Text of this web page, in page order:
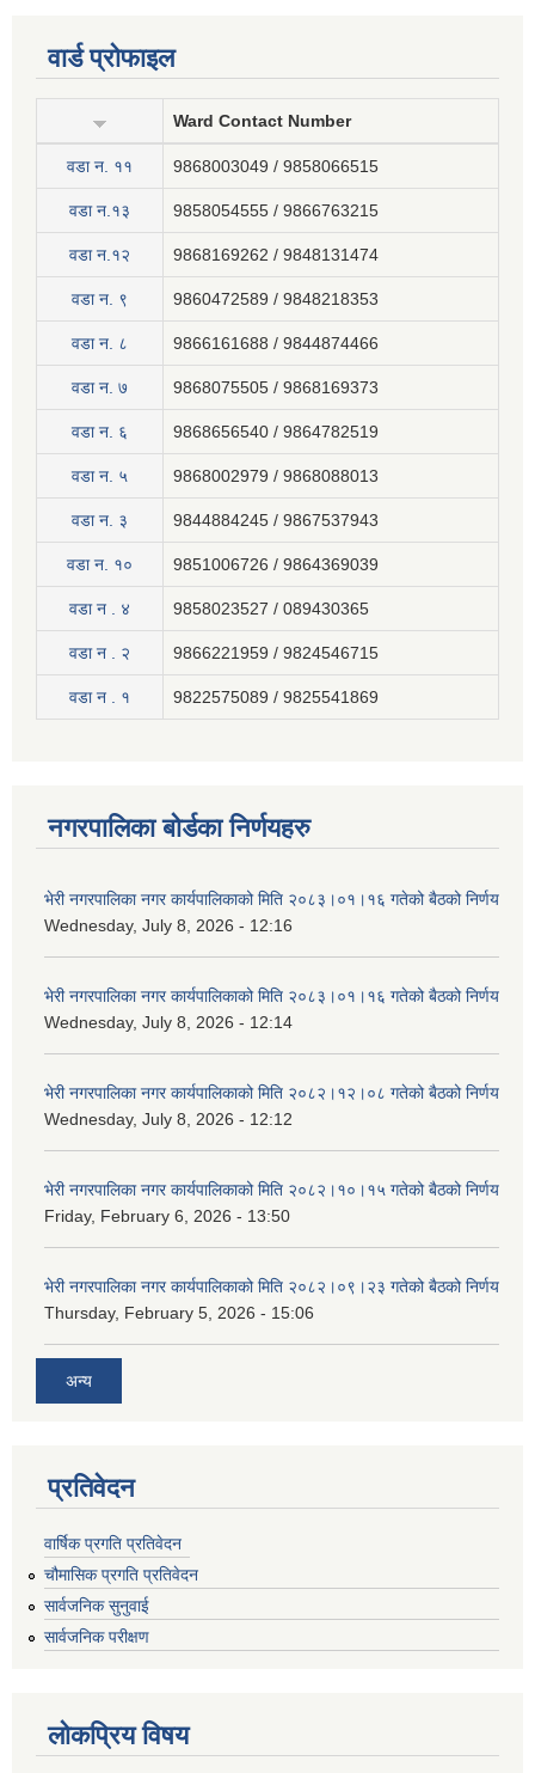
वार्ड प्रोफाइल
Ward Contact Number
वडा न‍. ११ 9868003049 / 9858066515
वडा न.१३ 9858054555 / 9866763215
वडा न.१२ 9868169262 / 9848131474
वडा न. ९ 9860472589 / 9848218353
वडा न. ८ 9866161688 / 9844874466
वडा न. ७ 9868075505 / 9868169373
वडा न. ६ 9868656540 / 9864782519
वडा न. ५ 9868002979 / 9868088013
वडा न. ३ 9844884245 / 9867537943
वडा न. १० 9851006726 / 9864369039
वडा न . ४ 9858023527 / 089430365
वडा न . २ 9866221959 / 9824546715
वडा न . १ 9822575089 / 9825541869
नगरपालिका बोर्डका निर्णयहरु
भेरी नगरपालिका नगर कार्यपालिकाको मिति २०८३।०१।१६ गतेको बैठको निर्णय
Wednesday, July 8, 2026 - 12:16
भेरी नगरपालिका नगर कार्यपालिकाको मिति २०८३।०१।१६ गतेको बैठको निर्णय
Wednesday, July 8, 2026 - 12:14
भेरी नगरपालिका नगर कार्यपालिकाको मिति २०८२।१२।०८ गतेको बैठको निर्णय
Wednesday, July 8, 2026 - 12:12
भेरी नगरपालिका नगर कार्यपालिकाको मिति २०८२।१०।१५ गतेको बैठको निर्णय
Friday, February 6, 2026 - 13:50
भेरी नगरपालिका नगर कार्यपालिकाको मिति २०८२।०९।२३ गतेको बैठको निर्णय
Thursday, February 5, 2026 - 15:06
अन्य
प्रतिवेदन
वार्षिक प्रगति प्रतिवेदन
चौमासिक प्रगति प्रतिवेदन
सार्वजनिक सुनुवाई
सार्वजनिक परीक्षण
लोकप्रिय विषय